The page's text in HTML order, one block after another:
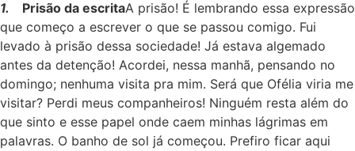
1. Prisão da escritaA prisão! É lembrando essa expressão
que começo a escrever o que se passou comigo. Fui
levado à prisão dessa sociedade! Já estava algemado
antes da detenção! Acordei, nessa manhã, pensando no
domingo; nenhuma visita pra mim. Será que Ofélia viria me
visitar? Perdi meus companheiros! Ninguém resta além do
que sinto e esse papel onde caem minhas lágrimas em
palavras. O banho de sol já começou. Prefiro ficar aqui